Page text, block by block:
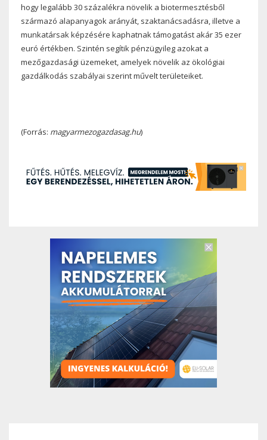
hogy legalább 30 százalékra növelik a biotermesztésből
származó alapanyagok arányát, szaktanácsadásra, illetve a
munkatársak képzésére kaphatnak támogatást akár 35 ezer
euró értékben. Szintén segítik pénzügyileg azokat a
mezőgazdasági üzemeket, amelyek növelik az ökológiai
gazdálkodás szabályai szerint művelt területeiket.
(Forrás: magyarmezogazdasag.hu)